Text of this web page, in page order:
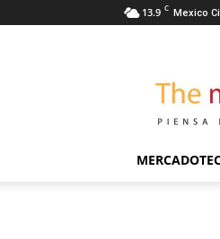
13.9 C Mexico